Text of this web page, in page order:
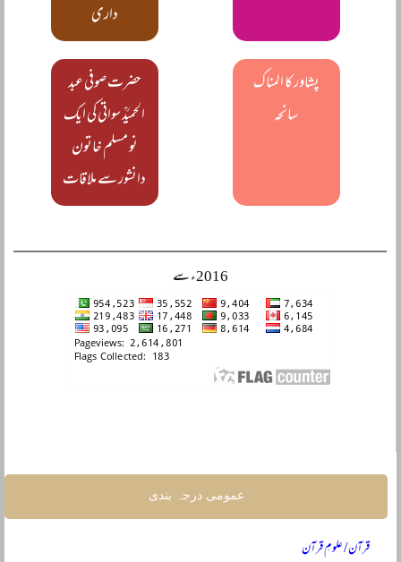
داری
پشاور کا المناک
سانحہ
حضرت صوفی عبد
الحمیدؒ سواتی کی ایک
نو مسلم خاتون
دانشور سے ملاقات
2016ء سے
عمومی درجہ بندی
قرآن / علومِ قرآن